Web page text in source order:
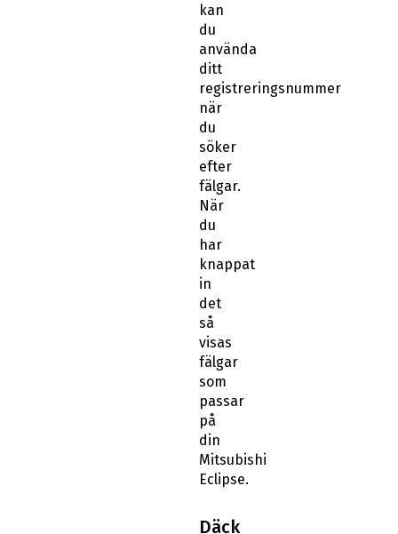
kan
du
använda
ditt
registreringsnummer
när
du
söker
efter
fälgar.
När
du
har
knappat
in
det
så
visas
fälgar
som
passar
på
din
Mitsubishi
Eclipse.
Däck